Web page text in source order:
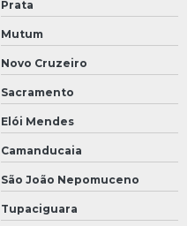
Prata
Mutum
Novo Cruzeiro
Sacramento
Elói Mendes
Camanducaia
São João Nepomuceno
Tupaciguara